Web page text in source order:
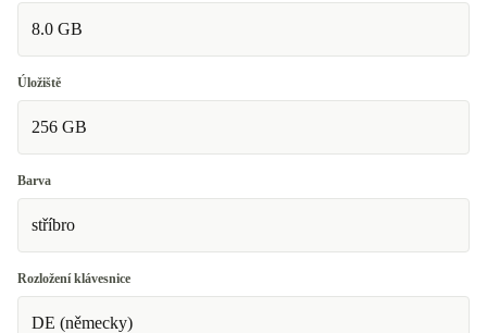
Velmi dobrý
Vynikající
8.0 GB
Úložiště
256 GB
Barva
stříbro
Rozložení klávesnice
DE (německy)